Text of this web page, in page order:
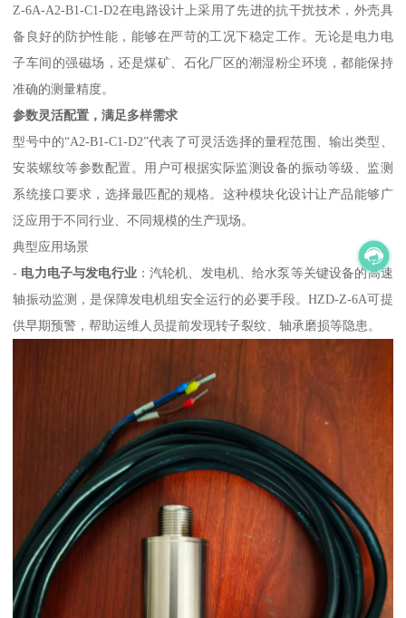
Z-6A-A2-B1-C1-D2在电路设计上采用了先进的抗干扰技术，外壳具
备良好的防护性能，能够在严苛的工况下稳定工作。无论是电力电
子车间的强磁场，还是煤矿、石化厂区的潮湿粉尘环境，都能保持
准确的测量精度。
参数灵活配置，满足多样需求
型号中的“A2-B1-C1-D2”代表了可灵活选择的量程范围、输出类型、
安装螺纹等参数配置。用户可根据实际监测设备的振动等级、监测
系统接口要求，选择最匹配的规格。这种模块化设计让产品能够广
泛应用于不同行业、不同规模的生产现场。
典型应用场景
- 电力电子与发电行业：汽轮机、发电机、给水泵等关键设备的高速
轴振动监测，是保障发电机组安全运行的必要手段。HZD-Z-6A可提
供早期预警，帮助运维人员提前发现转子裂纹、轴承磨损等隐患。